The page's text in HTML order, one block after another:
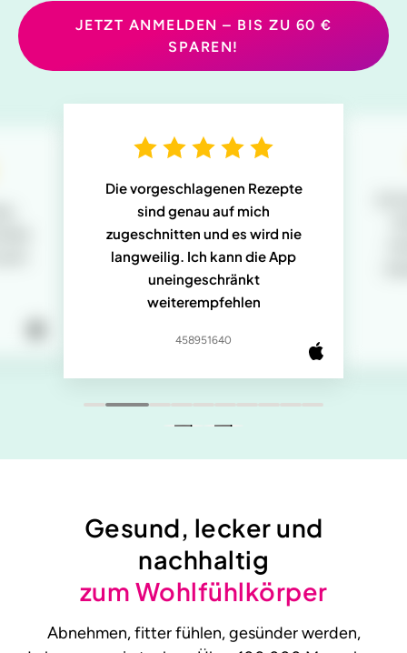
JETZT ANMELDEN – BIS ZU 60 €
SPAREN!
Die vorgeschlagenen Rezepte
sind genau auf mich
zugeschnitten und es wird nie
langweilig. Ich kann die App
uneingeschränkt
weiterempfehlen
458951640
Gesund, lecker und
nachhaltig
zum Wohlfühlkörper
Abnehmen, fitter fühlen, gesünder werden,